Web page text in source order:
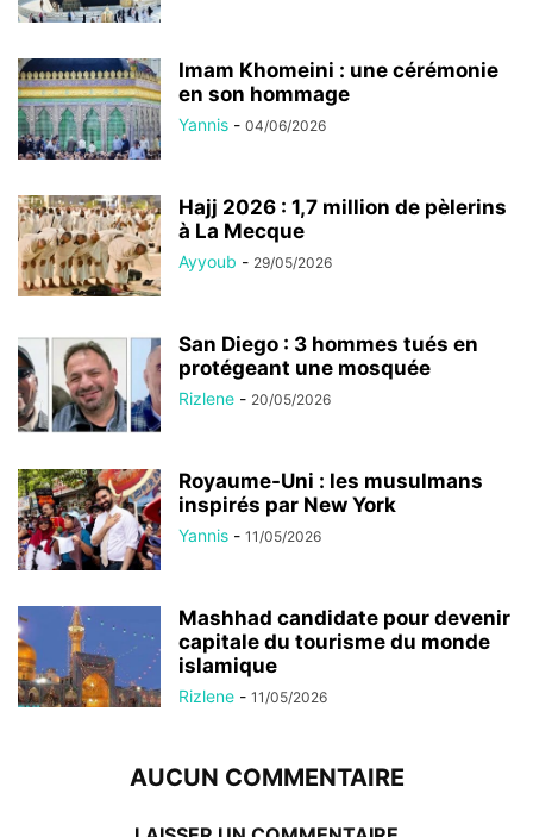
Imam Khomeini : une cérémonie
en son hommage
Yannis - 04/06/2026
Hajj 2026 : 1,7 million de pèlerins
à La Mecque
Ayyoub - 29/05/2026
San Diego : 3 hommes tués en
protégeant une mosquée
Rizlene - 20/05/2026
Royaume-Uni : les musulmans
inspirés par New York
Yannis - 11/05/2026
Mashhad candidate pour devenir
capitale du tourisme du monde
islamique
Rizlene - 11/05/2026
AUCUN COMMENTAIRE